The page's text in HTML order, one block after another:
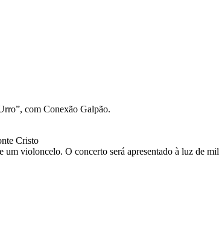
com Conexão Galpão.
Cristo
violoncelo. O concerto será apresentado à luz de